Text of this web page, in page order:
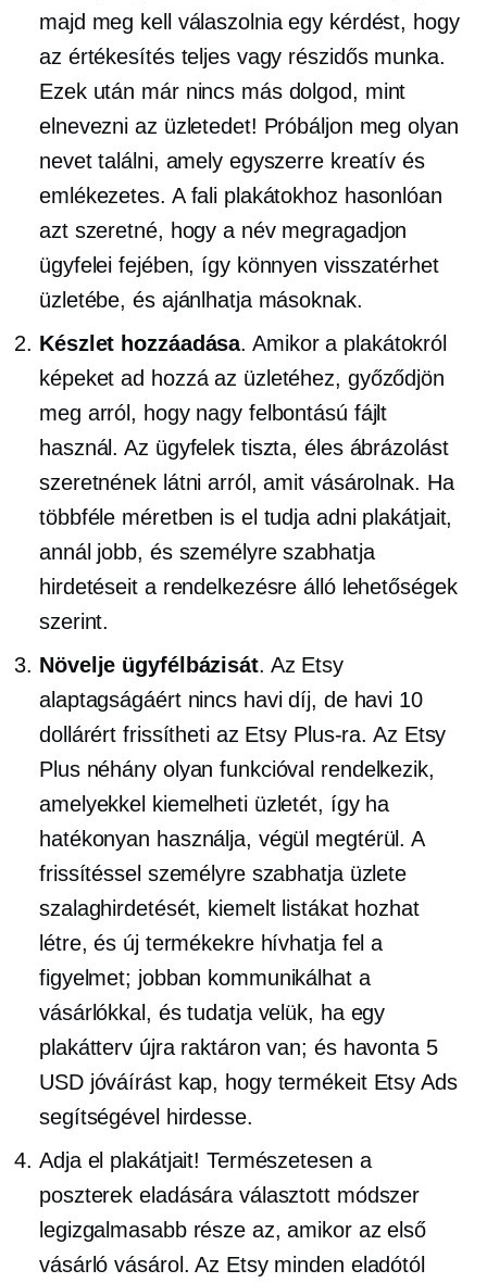
majd meg kell válaszolnia egy kérdést, hogy
az értékesítés teljes vagy részidősmunka.
Ezek után már nincs más dolgod, mint
elnevezni az üzletedet! Próbáljon meg olyan
nevet találni, amely egyszerre kreatív és
emlékezetes. A fali plakátokhoz hasonlóan
azt szeretné, hogy a név megragadjon
ügyfelei fejében, így könnyen visszatérhet
üzletébe, és ajánlhatja másoknak.
Készlet hozzáadása. Amikor a plakátokról
képeket ad hozzá az üzletéhez, győződjön
meg arról, hogy nagy felbontású fájlt
használ. Az ügyfelek tiszta, éles ábrázolást
szeretnének látni arról, amit vásárolnak. Ha
többféle méretben is el tudja adni plakátjait,
annál jobb, és személyre szabhatja
hirdetéseit a rendelkezésre álló lehetőségek
szerint.
Növelje ügyfélbázisát. Az Etsy
alaptagságáért nincs havi díj, de havi 10
dollárért frissítheti az Etsy Plus-ra. Az Etsy
Plus néhány olyan funkcióval rendelkezik,
amelyekkel kiemelheti üzletét, így ha
hatékonyan használja, végül megtérül. A
frissítéssel személyre szabhatja üzlete
szalaghirdetését, kiemelt listákat hozhat
létre, és új termékekre hívhatja fel a
figyelmet; jobban kommunikálhat a
vásárlókkal, és tudatja velük, ha egy
plakátterv újra raktáron van; és havonta 5
USD jóváírást kap, hogy termékeit Etsy Ads
segítségével hirdesse.
Adja el plakátjait! Természetesen a
poszterek eladására választott módszer
legizgalmasabb része az, amikor az első
vásárló vásárol. Az Etsy minden eladótól